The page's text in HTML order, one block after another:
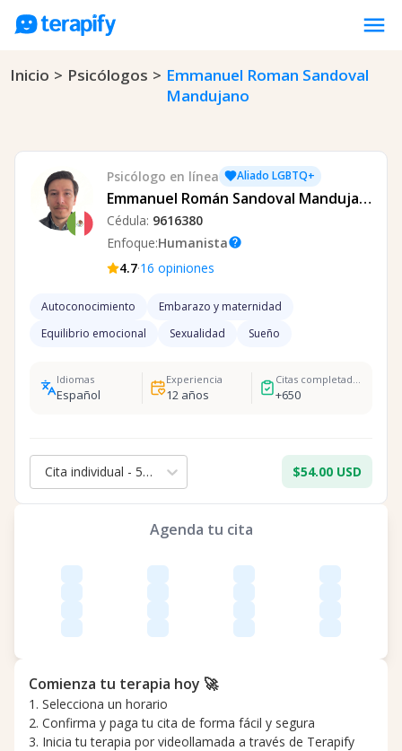
menu
Psicólogos en línea
Empresas
Preguntas frecuentes
Trabaja con nosotros
Inicio > Psicólogos > Emmanuel Roman Sandoval
Mandujano
Psicólogo en línea Aliado LGBTQ+
Emmanuel Román Sandoval Mandujano
Cédula: 9616380
Enfoque:Humanistahelp
4.7·16 opiniones
Autoconocimiento
Embarazo y maternidad
Equilibrio emocional
Sexualidad Sueño
Idiomas
Español
Experiencia
12 años +650
Cita individual - 50 min. $54.00 USD
Agenda tu cita
Comienza tu terapia hoy 🚀
1. Selecciona un horario
2. Confirma y paga tu cita de forma fácil y segura
3. Inicia tu terapia por videollamada a través de Terapify